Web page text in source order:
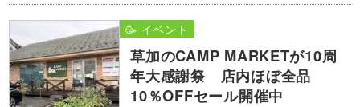
草加のCAMP MARKETが10周
年大感謝祭 店内ほぼ全品
10％OFFセール開催中
🥳 イベント